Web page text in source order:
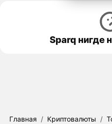
Sparq нигде
Главная / Криптовалюты /